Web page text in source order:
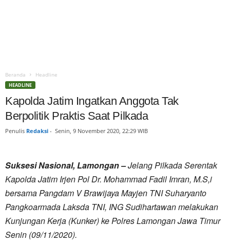
Beranda Headline
HEADLINE
Kapolda Jatim Ingatkan Anggota Tak
Berpolitik Praktis Saat Pilkada
Penulis Redaksi - Senin, 9 November 2020, 22:29 WIB
Suksesi Nasional, Lamongan –Jelang Pilkada Serentak
Kapolda Jatim Irjen Pol Dr. Mohammad Fadil Imran, M.S,i
bersama Pangdam V Brawijaya Mayjen TNI Suharyanto
Pangkoarmada Laksda TNI, ING Sudihartawan melakukan
Kunjungan Kerja (Kunker) ke Polres Lamongan Jawa Timur
Senin (09/11/2020).